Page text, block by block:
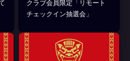
クラブ会員限定「リモート
チェックイン抽選会」